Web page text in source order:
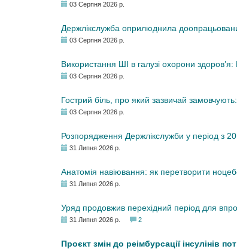
03 Серпня 2026 р.
Держлікслужба оприлюднила
03 Серпня 2026 р.
Використання ШІ в галузі охорони
03 Серпня 2026 р.
Гострий біль, про який зазвичай
03 Серпня 2026 р.
Розпорядження Держлікслужби у період з
31 Липня 2026 р.
Анатомія навіювання: як перетворити
31 Липня 2026 р.
Уряд продовжив перехідний період для
31 Липня 2026 р. 2
Проєкт змін до реімбурсації інсулінів